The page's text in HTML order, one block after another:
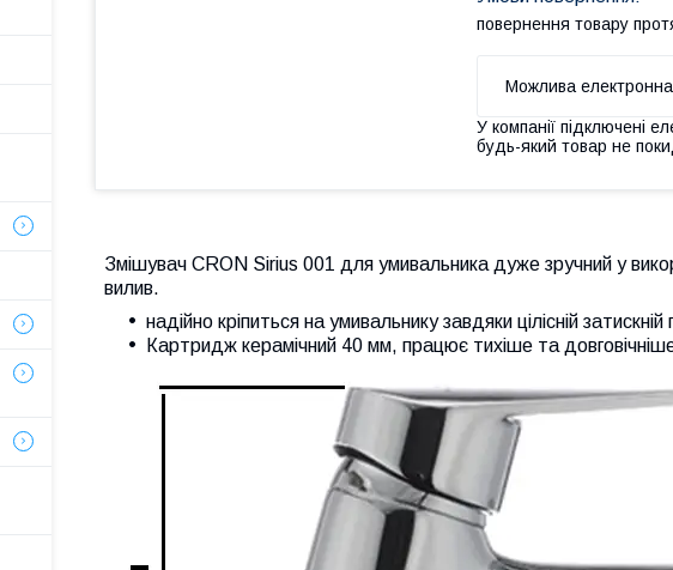
повернення товару
У компанії підключені
будь-який товар не
Змішувач CRON Sirius 001 для умивальника дуже зручний у
вилив.
надійно кріпиться на умивальнику завдяки цілісній затискній
Картридж керамічний 40 мм, працює тихіше та